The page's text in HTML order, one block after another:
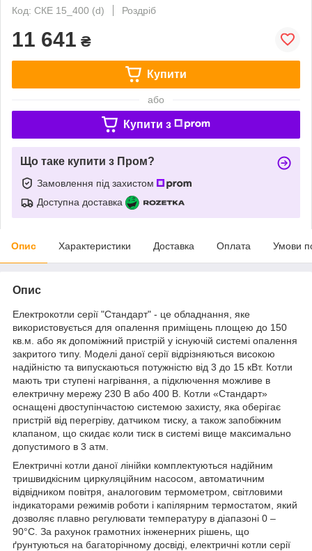
Код: СКЕ 15_400 (d)
Роздріб
11 641 ₴
Купити
або
Купити з
Що таке купити з Пром?
Замовлення під захистом
Доступна доставка
Опис Характеристики Доставка Оплата Умови
Опис
Електрокотли серії "Стандарт" - це обладнання, яке
використовується для опалення приміщень площею до 150
кв.м. або як допоміжний пристрій у існуючій системі опалення
закритого типу. Моделі даної серії відрізняються високою
надійністю та випускаються потужністю від 3 до 15 кВт. Котли
мають три ступені нагрівання, а підключення можливе в
електричну мережу 230 В або 400 В. Котли «Стандарт»
оснащені двоступінчастою системою захисту, яка оберігає
пристрій від перегріву, датчиком тиску, а також запобіжним
клапаном, що скидає коли тиск в системі вище максимально
допустимого в 3 атм.
Електричні котли даної лінійки комплектуються надійним
тришвидкісним циркуляційним насосом, автоматичним
відвідником повітря, аналоговим термометром, світловими
індикаторами режимів роботи і капілярним термостатом, який
дозволяє плавно регулювати температуру в діапазоні 0 –
90°С. За рахунок грамотних інженерних рішень, що
ґрунтуються на багаторічному досвіді, електричні котли серії